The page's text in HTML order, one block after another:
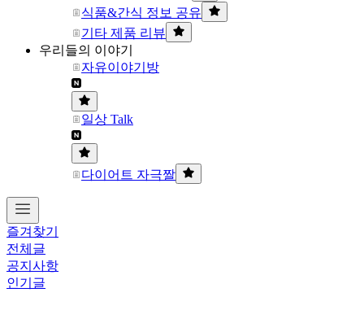
식품&간식 정보 공유
기타 제품 리뷰
우리들의 이야기
자유이야기방
일상 Talk
다이어트 자극짤
즐겨찾기
전체글
공지사항
인기글